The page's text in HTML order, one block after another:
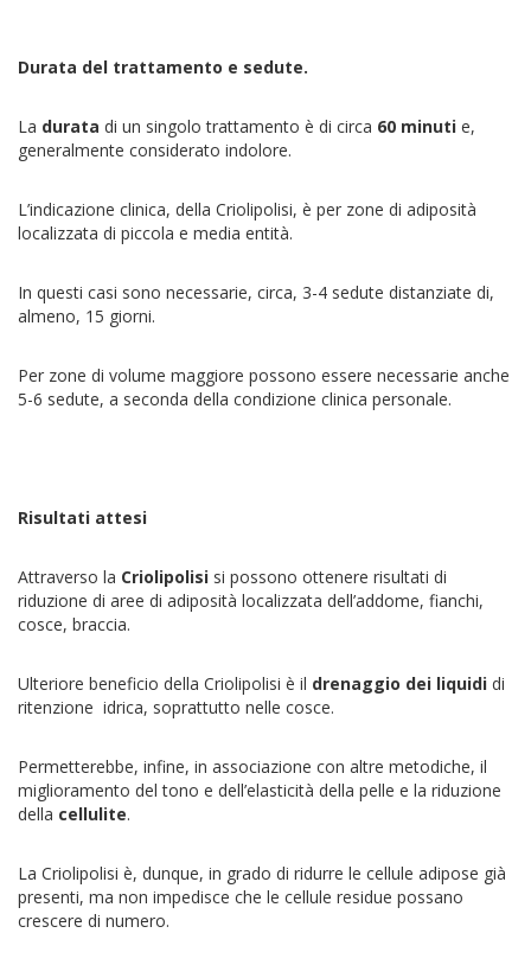
Durata del trattamento e sedute.
La durata di un singolo trattamento è di circa 60 minuti e,
generalmente considerato indolore.
L’indicazione clinica, della Criolipolisi, è per zone di adiposità
localizzata di piccola e media entità.
In questi casi sono necessarie, circa, 3-4 sedute distanziate di,
almeno, 15 giorni.
Per zone di volume maggiore possono essere necessarie anche
5-6 sedute, a seconda della condizione clinica personale.
Risultati attesi
Attraverso la Criolipolisi si possono ottenere risultati di
riduzione di aree di adiposità localizzata dell’addome, fianchi,
cosce, braccia.
Ulteriore beneficio della Criolipolisi è il drenaggio dei liquidi di
ritenzione idrica, soprattutto nelle cosce.
Permetterebbe, infine, in associazione con altre metodiche, il
miglioramento del tono e dell’elasticità della pelle e la riduzione
della cellulite.
La Criolipolisi è, dunque, in grado di ridurre le cellule adipose già
presenti, ma non impedisce che le cellule residue possano
crescere di numero.